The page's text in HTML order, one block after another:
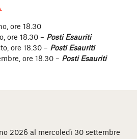
ore 18.30
ore 18.30 – Posti Esauriti
ore 18.30 – Posti Esauriti
ore 18.30 – Posti Esauriti
2026 al mercoledì 30 settembre